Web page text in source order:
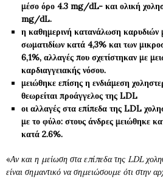
μέσο όρο 4.3 mg/dL- και ολική
mg/dL.
η καθημερινή κατανάλωση καρυδιών
σωματιδίων κατά 4,3% και των
6,1%, αλλαγές που σχετίστηκαν με
καρδιαγγειακής νόσου.
μειώθηκε επίσης η ενδιάμεση
θεωρείται προάγγελος της LDL
οι αλλαγές στα επίπεδα της LDL
με το φύλο: στους άνδρες μειώθηκε
κατά 2.6%.
«Αν και η μείωση στα επίπεδα της LDL
είναι σημαντικό να σημειώσουμε ότι στην